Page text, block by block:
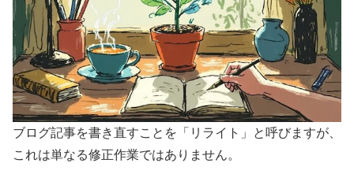
ブログ記事を書き直すことを「リライト」と呼びますが、
これは単なる修正作業ではありません。